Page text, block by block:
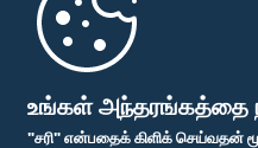
உங்கள் அந்தரங்கத்தை
"சரி" என்பதைக் கிளிக் செய்வதன்
பாராளுமன்ற கையடக்க செயலி